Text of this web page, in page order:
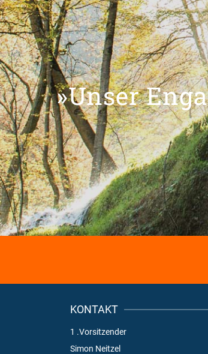
»Unser
KONTAKT
1 .Vorsitzender
Simon Neitzel